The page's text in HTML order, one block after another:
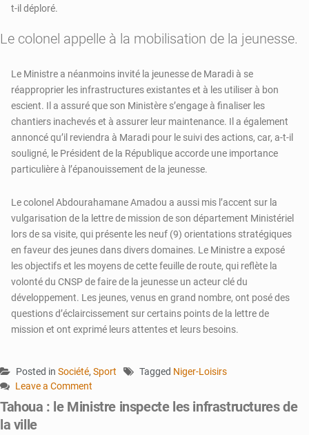
t-il déploré.
Le colonel appelle à la mobilisation de la jeunesse.
Le Ministre a néanmoins invité la jeunesse de Maradi à se
réapproprier les infrastructures existantes et à les utiliser à bon
escient. Il a assuré que son Ministère s’engage à finaliser les
chantiers inachevés et à assurer leur maintenance. Il a également
annoncé qu’il reviendra à Maradi pour le suivi des actions, car, a-t-il
souligné, le Président de la République accorde une importance
particulière à l’épanouissement de la jeunesse.
Le colonel Abdourahamane Amadou a aussi mis l’accent sur la
vulgarisation de la lettre de mission de son département Ministériel
lors de sa visite, qui présente les neuf (9) orientations stratégiques
en faveur des jeunes dans divers domaines. Le Ministre a exposé
les objectifs et les moyens de cette feuille de route, qui reflète la
volonté du CNSP de faire de la jeunesse un acteur clé du
développement. Les jeunes, venus en grand nombre, ont posé des
questions d’éclaircissement sur certains points de la lettre de
mission et ont exprimé leurs attentes et leurs besoins.
Posted in Société, Sport Tagged Niger-Loisirs
Leave a Comment
on
Le
Colonel
Tahoua : le Ministre inspecte les infrastructures de
la ville